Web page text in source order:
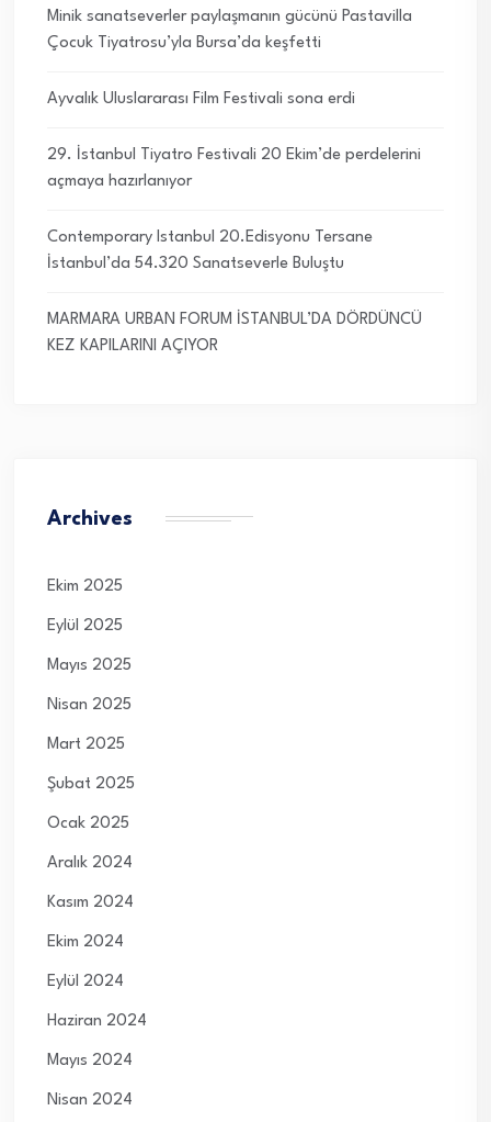
Minik sanatseverler paylaşmanın gücünü Pastavilla
Çocuk Tiyatrosu’yla Bursa’da keşfetti
Ayvalık Uluslararası Film Festivali sona erdi
29. İstanbul Tiyatro Festivali 20 Ekim’de perdelerini
açmaya hazırlanıyor
Contemporary Istanbul 20.Edisyonu Tersane
İstanbul’da 54.320 Sanatseverle Buluştu
MARMARA URBAN FORUM İSTANBUL’DA DÖRDÜNCÜ
KEZ KAPILARINI AÇIYOR
Archives
Ekim 2025
Eylül 2025
Mayıs 2025
Nisan 2025
Mart 2025
Şubat 2025
Ocak 2025
Aralık 2024
Kasım 2024
Ekim 2024
Eylül 2024
Haziran 2024
Mayıs 2024
Nisan 2024